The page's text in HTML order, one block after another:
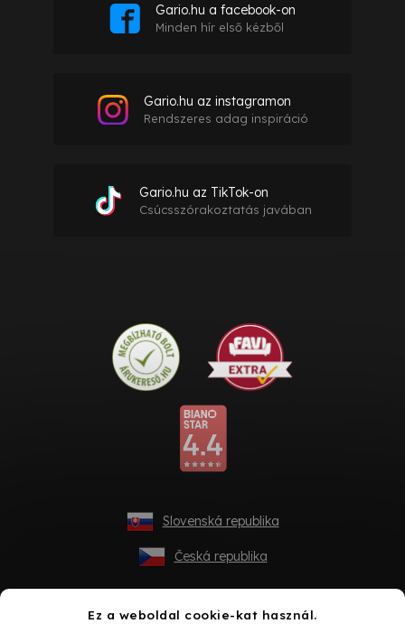
Ez a weboldal cookie-kat használ.
Gario.hu a facebook-on
Minden hír első kézből
Gario.hu az instagramon
Rendszeres adag inspiráció
Gario.hu az TikTok-on
Csúcsszórakoztatás javában
Slovenská republika
Česká republika